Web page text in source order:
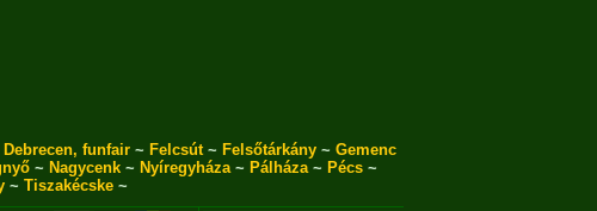
Debrecen, funfair~ Felcsút~ Felsőtárkány~ Gemenc
~ Nagycenk~ Nyíregyháza~ Pálháza~ Pécs~
~ Tiszakécske ~